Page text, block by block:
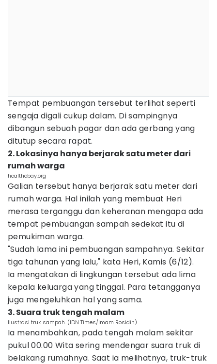
Tempat pembuangan tersebut terlihat seperti
sengaja digali cukup dalam. Di sampingnya
dibangun sebuah pagar dan ada gerbang yang
ditutup secara rapat.
2. Lokasinya hanya berjarak satu meter dari
rumah warga
healthebay.org
Galian tersebut hanya berjarak satu meter dari
rumah warga. Hal inilah yang membuat Heri
merasa terganggu dan keheranan mengapa ada
tempat pembuangan sampah sedekat itu di
pemukiman warga.
"Sudah lama ini pembuangan sampahnya. Sekitar
tiga tahunan yang lalu," kata Heri, Kamis (6/12).
Ia mengatakan di lingkungan tersebut ada lima
kepala keluarga yang tinggal. Para tetangganya
juga mengeluhkan hal yang sama.
3. Suara truk tengah malam
Ilustrasi truk sampah. (IDN Times/Imam Rosidin)
Ia menambahkan, pada tengah malam sekitar
pukul 00.00 Wita sering mendengar suara truk di
belakang rumahnya. Saat ia melihatnya, truk-truk